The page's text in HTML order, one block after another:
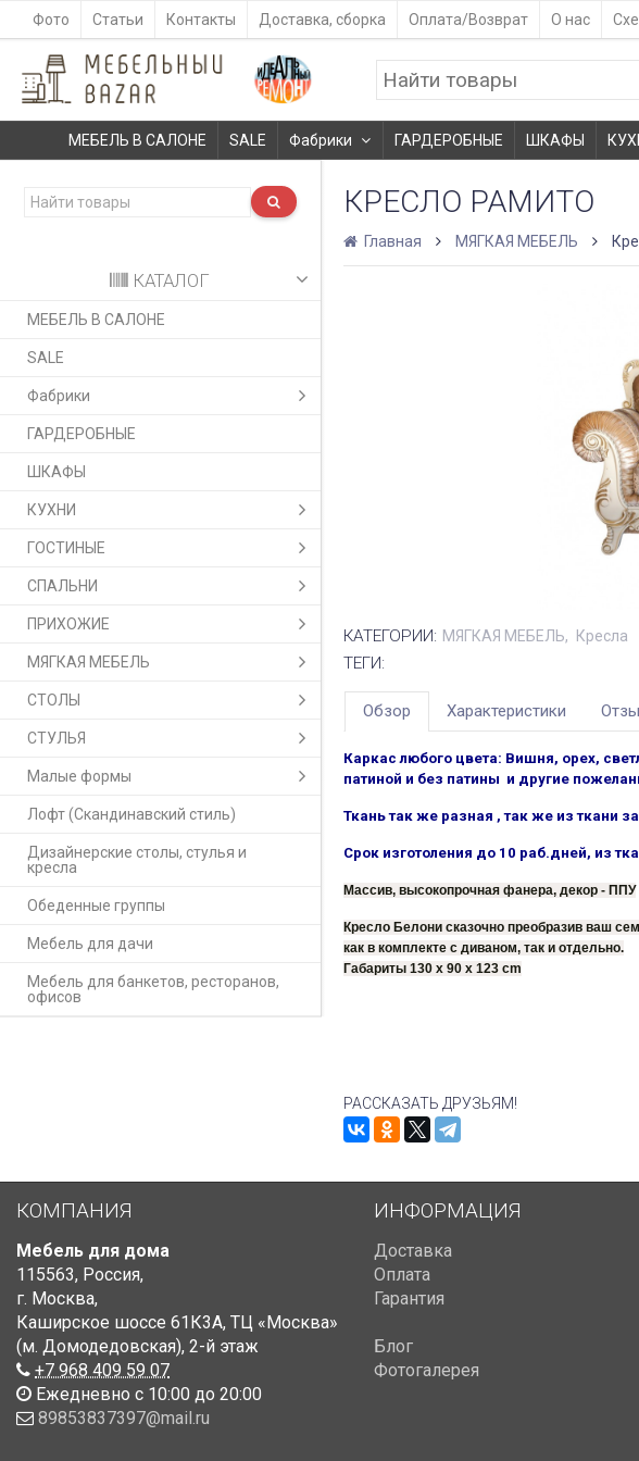
Фото Статьи Контакты Доставка, сборка Оплата/Возврат О нас
МЕБЕЛЬ В САЛОНЕ SALE Фабрики ГАРДЕРОБНЫЕ ШКАФЫ
КАТАЛОГ
МЕБЕЛЬ В САЛОНЕ
SALE
Фабрики
ГАРДЕРОБНЫЕ
ШКАФЫ
КУХНИ
ГОСТИНЫЕ
СПАЛЬНИ
ПРИХОЖИЕ
МЯГКАЯ МЕБЕЛЬ
СТОЛЫ
СТУЛЬЯ
Малые формы
Лофт (Скандинавский стиль)
Дизайнерские столы, стулья и
кресла
Обеденные группы
Мебель для дачи
Мебель для банкетов, ресторанов,
офисов
КРЕСЛО РАМИТО
Главная МЯГКАЯ МЕБЕЛЬ
КАТЕГОРИИ: МЯГКАЯ МЕБЕЛЬ Кресла
ТЕГИ:
Обзор Характеристики
Каркас любого цвета: Вишня, орех,
патиной и без патины и другие
Ткань так же разная , так же из ткани
Срок изготоления до 10 раб.дней, из
Массив, высокопрочная фанера, декор - ППУ
Кресло Белони сказочно преобразив ваш
как в комплекте с диваном, так и отдельно.
Габариты 130 x 90 x 123 cm
РАССКАЗАТЬ ДРУЗЬЯМ!
КОМПАНИЯ
Мебель для дома
115563, Россия,
г. Москва,
Каширское шоссе 61К3А, ТЦ «Москва»
(м. Домодедовская), 2-й этаж
+7 968 409 59 07
Ежедневно с 10:00 до 20:00
89853837397@mail.ru
ИНФОРМАЦИЯ
Доставка
Оплата
Гарантия
Блог
Фотогалерея